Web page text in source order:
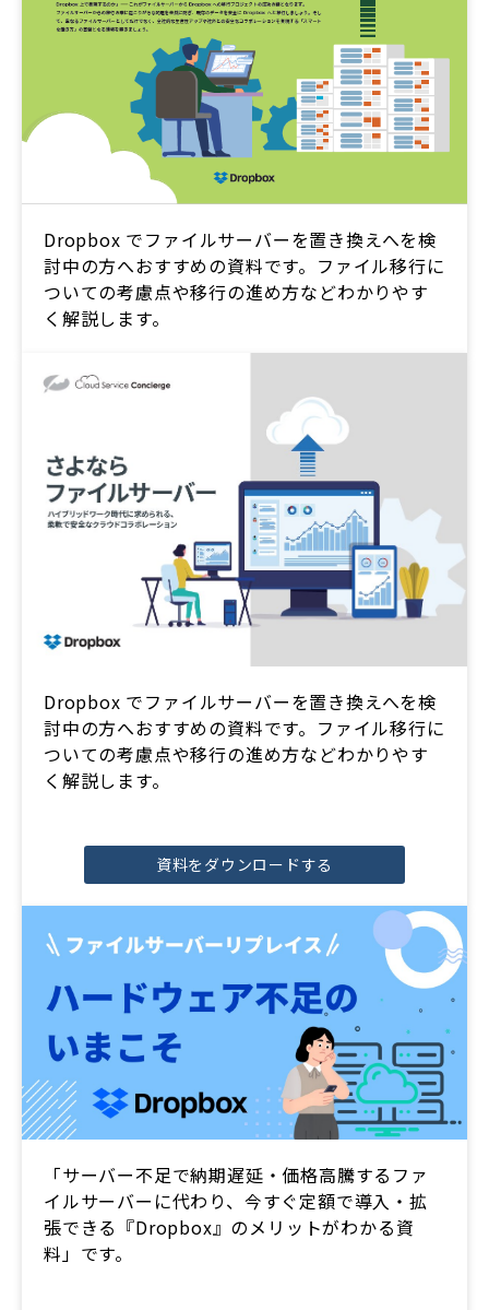
Dropbox でファイルサーバーを置き換えへを検
討中の方へおすすめの資料です。ファイル移行に
ついての考慮点や移行の進め方などわかりやす
く解説します。
Dropbox でファイルサーバーを置き換えへを検
討中の方へおすすめの資料です。ファイル移行に
ついての考慮点や移行の進め方などわかりやす
く解説します。
資料をダウンロードする
「サーバー不足で納期遅延・価格高騰するファ
イルサーバーに代わり、今すぐ定額で導入・拡
張できる『Dropbox』のメリットがわかる資
料」です。